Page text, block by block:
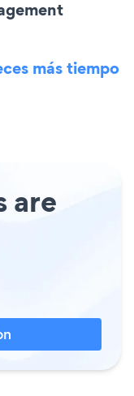
más tiempo
are